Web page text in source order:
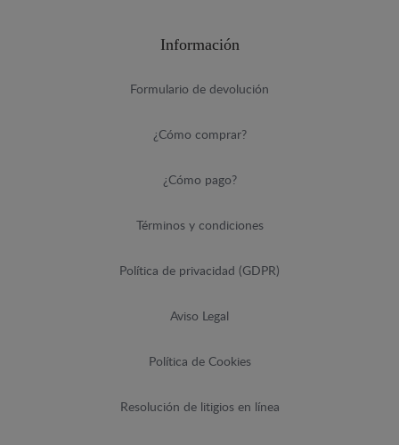
Información
Formulario de devolución
¿Cómo comprar?
¿Cómo pago?
Términos y condiciones
Política de privacidad (GDPR)
Aviso Legal
Política de Cookies
Resolución de litigios en línea